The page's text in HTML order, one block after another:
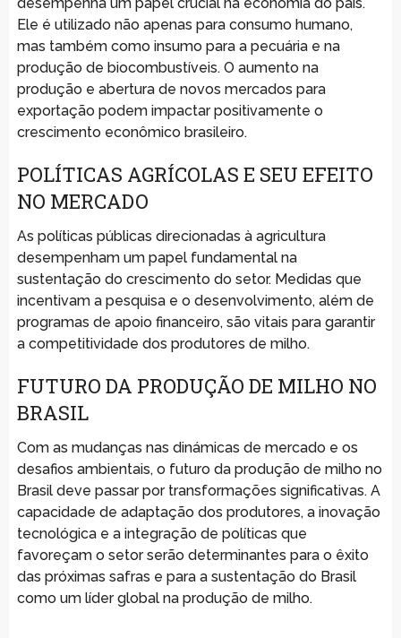
Ele é utilizado não apenas para consumo humano,
mas também como insumo para a pecuária e na
produção de biocombustíveis. O aumento na
produção e abertura de novos mercados para
exportação podem impactar positivamente o
crescimento econômico brasileiro.
POLÍTICAS AGRÍCOLAS E SEU EFEITO
NO MERCADO
As políticas públicas direcionadas à agricultura
desempenham um papel fundamental na
sustentação do crescimento do setor. Medidas que
incentivam a pesquisa e o desenvolvimento, além de
programas de apoio financeiro, são vitais para garantir
a competitividade dos produtores de milho.
FUTURO DA PRODUÇÃO DE MILHO NO
BRASIL
Com as mudanças nas dinámicas de mercado e os
desafios ambientais, o futuro da produção de milho no
Brasil deve passar por transformações significativas. A
capacidade de adaptação dos produtores, a inovação
tecnológica e a integração de políticas que
favoreçam o setor serão determinantes para o êxito
das próximas safras e para a sustentação do Brasil
como um líder global na produção de milho.